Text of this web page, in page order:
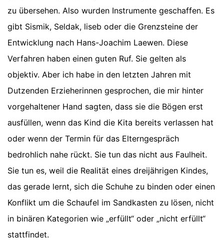
zu übersehen. Also wurden Instrumente geschaffen. Es
gibt Sismik, Seldak, liseb oder die Grenzsteine der
Entwicklung nach Hans-Joachim Laewen. Diese
Verfahren haben einen guten Ruf. Sie gelten als
objektiv. Aber ich habe in den letzten Jahren mit
Dutzenden Erzieherinnen gesprochen, die mir hinter
vorgehaltener Hand sagten, dass sie die Bögen erst
ausfüllen, wenn das Kind die Kita bereits verlassen hat
oder wenn der Termin für das Elterngespräch
bedrohlich nahe rückt. Sie tun das nicht aus Faulheit.
Sie tun es, weil die Realität eines dreijährigen Kindes,
das gerade lernt, sich die Schuhe zu binden oder einen
Konflikt um die Schaufel im Sandkasten zu lösen, nicht
in binären Kategorien wie „erfüllt“ oder „nicht erfüllt“
stattfindet.